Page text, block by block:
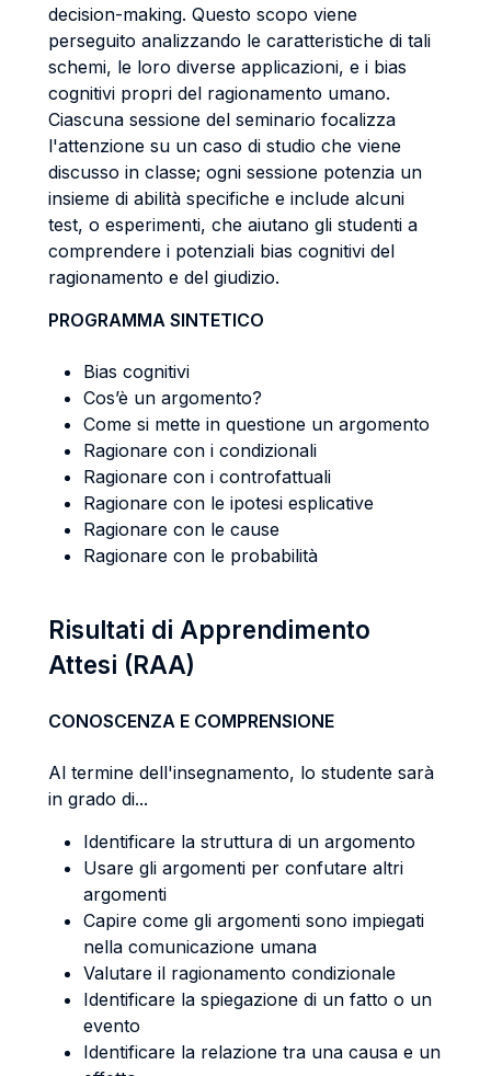
decision-making. Questo scopo viene
perseguito analizzando le caratteristiche di tali
schemi, le loro diverse applicazioni, e i bias
cognitivi propri del ragionamento umano.
Ciascuna sessione del seminario focalizza
l'attenzione su un caso di studio che viene
discusso in classe; ogni sessione potenzia un
insieme di abilità specifiche e include alcuni
test, o esperimenti, che aiutano gli studenti a
comprendere i potenziali bias cognitivi del
ragionamento e del giudizio.
PROGRAMMA SINTETICO
Bias cognitivi
Cos’è un argomento?
Come si mette in questione un argomento
Ragionare con i condizionali
Ragionare con i controfattuali
Ragionare con le ipotesi esplicative
Ragionare con le cause
Ragionare con le probabilità
Risultati di Apprendimento
Attesi (RAA)
CONOSCENZA E COMPRENSIONE
Al termine dell'insegnamento, lo studente sarà
in grado di...
Identificare la struttura di un argomento
Usare gli argomenti per confutare altri
argomenti
Capire come gli argomenti sono impiegati
nella comunicazione umana
Valutare il ragionamento condizionale
Identificare la spiegazione di un fatto o un
evento
Identificare la relazione tra una causa e un